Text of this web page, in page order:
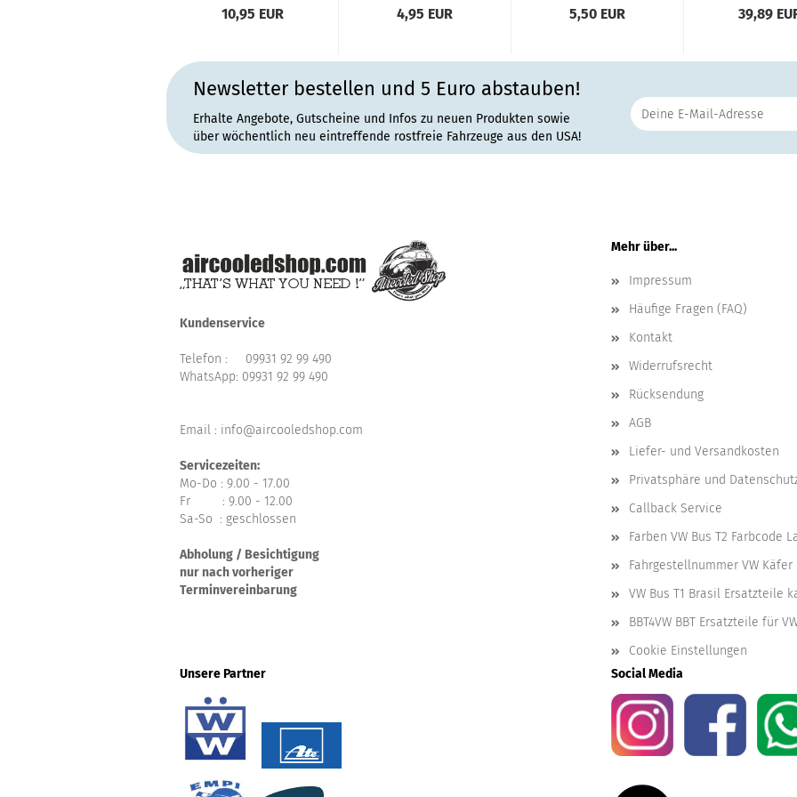
10,95 EUR 4,95 EUR 5,50 EUR 39,89
Newsletter bestellen und 5 Euro abstauben!
Erhalte Angebote, Gutscheine und Infos zu neuen Produkten sowie
über wöchentlich neu eintreffende rostfreie Fahrzeuge aus den USA!
Kundenservice
Telefon : 09931 92 99 490
WhatsApp: 09931 92 99 490
Email : info@aircooledshop.com
Servicezeiten:
Mo-Do : 9.00 - 17.00
Fr : 9.00 - 12.00
Sa-So : geschlossen
Abholung / Besichtigung
nur nach vorheriger
Terminvereinbarung
Mehr über...
Impressum
Häufige Fragen (FAQ)
Kontakt
Widerrufsrecht
Rücksendung
AGB
Liefer- und Versandkosten
Privatsphäre und
Callback Service
Farben VW Bus T2 Farbcode
Fahrgestellnummer VW Käfer
VW Bus T1 Brasil Ersatzteile
BBT4VW BBT Ersatzteile für
Cookie Einstellungen
Unsere Partner
Social Media